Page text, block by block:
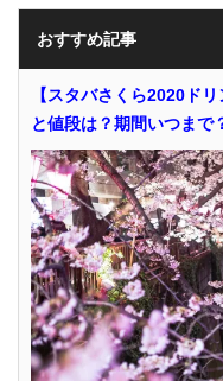
おすすめ記事
【スタバさくら2020ド
と値段は？期間いつまで